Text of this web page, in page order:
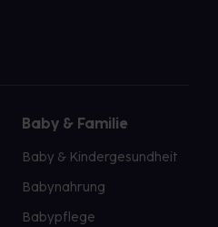
Baby & Familie
Baby & Kindergesundheit
Babynahrung
Babypflege